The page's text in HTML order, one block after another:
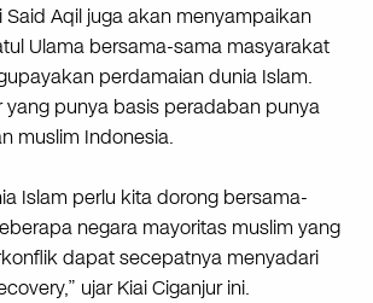
Said Aqil juga akan menyampaikan
Ulama bersama-sama masyarakat
perdamaian dunia Islam.
yang punya basis peradaban punya
muslim Indonesia.
Islam perlu kita dorong bersama-
negara mayoritas muslim yang
dapat secepatnya menyadari
ujar Kiai Ciganjur ini.